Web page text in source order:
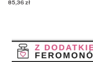
Cena
85,36 zł